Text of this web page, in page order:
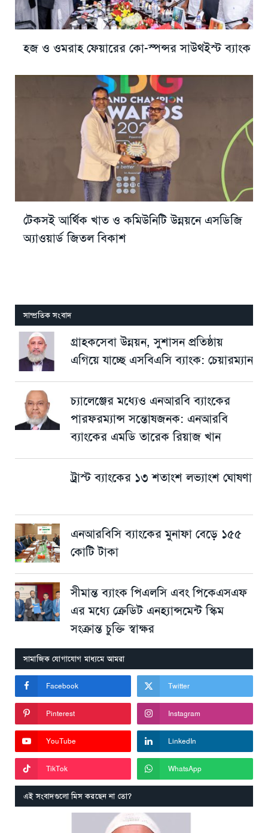
হজ ও ওমরাহ ফেয়ারের কো-স্পন্সর সাউথইস্ট ব্যাংক
টেকসই আর্থিক খাত ও কমিউনিটি উন্নয়নে এসডিজি
অ্যাওয়ার্ড জিতল বিকাশ
সাম্প্রতিক সংবাদ
গ্রাহকসেবা উন্নয়ন, সুশাসন প্রতিষ্ঠায়
এগিয়ে যাচ্ছে এসবিএসি ব্যাংক: চেয়ারম্যান
চ্যালেঞ্জের মধ্যেও এনআরবি ব্যাংকের
পারফরম্যান্স সন্তোষজনক: এনআরবি
ব্যাংকের এমডি তারেক রিয়াজ খান
ট্রাস্ট ব্যাংকের ১৩ শতাংশ লভ্যাংশ ঘোষণা
এনআরবিসি ব্যাংকের মুনাফা বেড়ে ১৫৫
কোটি টাকা
সীমান্ত ব্যাংক পিএলসি এবং পিকেএসএফ
এর মধ্যে ক্রেডিট এনহ্যান্সমেন্ট স্কিম
সংক্রান্ত চুক্তি স্বাক্ষর
সামাজিক যোগাযোগ মাধ্যমে আমরা
Facebook Twitter
Pinterest Instagram
YouTube LinkedIn
TikTok WhatsApp
এই সংবাদগুলো মিস করছেন না তো?